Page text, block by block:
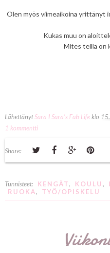
Olen myös viimeaikoina yrittänyt
Kukas muu on
Mites teillä on
LähettänytSara I Sara's Fab Lifeklo
1 kommentti
Share:
Tunnisteet: KENGÄT, KOULU,
RUOKA, TYÖ/OPISKELU